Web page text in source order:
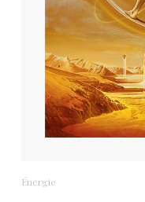
Énergie